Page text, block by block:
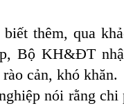
thêm, qua
Bộ KH&ĐT
cản, khó khăn.
nói rằng